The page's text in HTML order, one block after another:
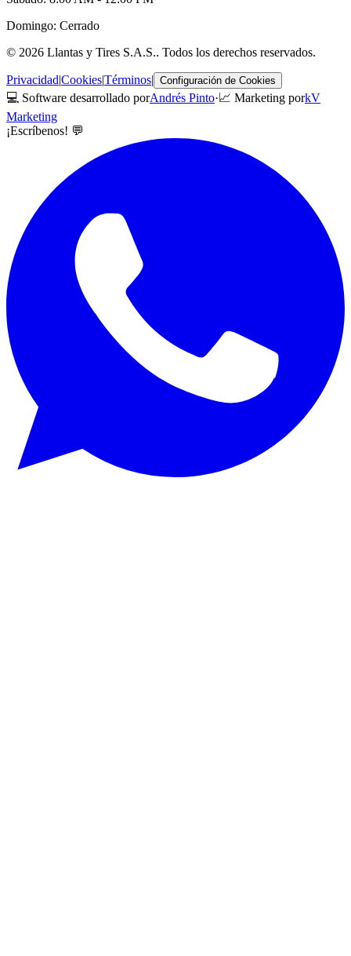
Domingo: Cerrado
© 2026 Llantas y Tires S.A.S.. Todos los derechos reservados.
Privacidad|Cookies|Términos| Configuración de Cookies
💻 Software desarrollado porAndrés Pinto·📈 Marketing porkV
Marketing
¡Escríbenos! 💬